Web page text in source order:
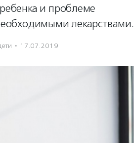
и проблеме
лекарствами.
· 17.07.2019